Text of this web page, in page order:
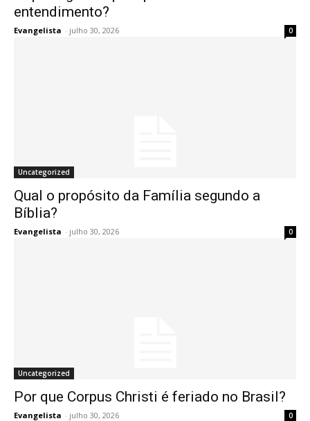
entendimento?
Evangelista - julho 30, 2026 0
Uncategorized
Qual o propósito da Família segundo a
Bíblia?
Evangelista - julho 30, 2026 0
Uncategorized
Por que Corpus Christi é feriado no Brasil?
Evangelista - julho 30, 2026 0